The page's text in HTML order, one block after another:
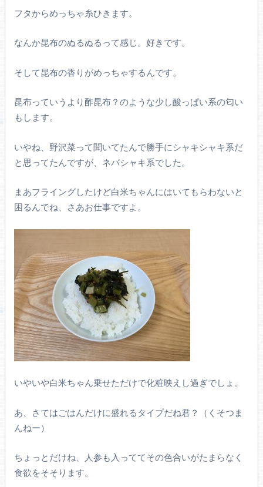
フタからめっちゃ糸ひきます。
なんか昆布のぬるぬるって感じ。好きです。
そして昆布の香りがめっちゃするんです。
昆布っていうより酢昆布？のような少し酸っぱい系の匂い
もします。
いやね、野沢菜って聞いてたんで勝手にシャキシャキ系だ
と思ってたんですが、ネバシャキ系でした。
まあフライングしたけど白米ちゃんにはいてもらわないと
困るんでね、さあお仕事ですよ。
いやいや白米ちゃん乗せただけで化粧映えし過ぎでしょ。
あ、さてはごはんだけに盛れるタイプだね君？（くそつま
んねー）
ちょっとだけね、人参も入っててその色合いがたまらなく
食欲をそそります。